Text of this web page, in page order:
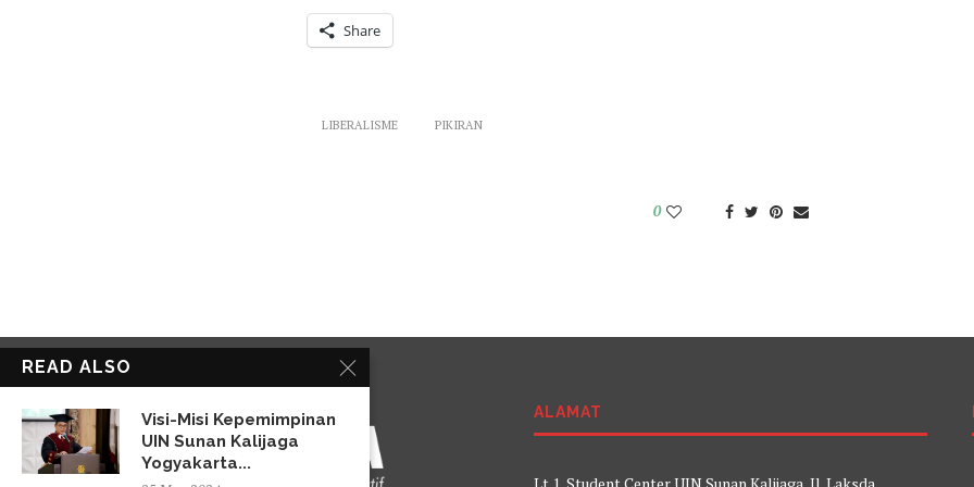
Share
LIBERALISME PIKIRAN
0
ALAMAT
READ ALSO
Visi-Misi Kepemimpinan
UIN Sunan Kalijaga
Yogyakarta...